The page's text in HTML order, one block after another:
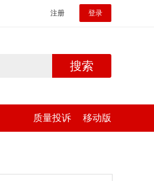
注册 登录
搜索
质量投诉 移动版